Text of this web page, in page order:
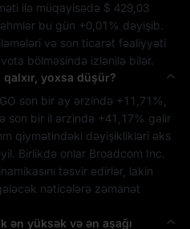
ilə müqayisədə $ 429,03
bu gün +0,01%
və son ticarət fəaliyyəti
bölməsində izlənilə bilər.
yoxsa düşür?
son bir ay ərzində +11,71%
son bir il ərzində +41,17% gəlir
qiymətindəki dəyişiklikləri əks
Birlikdə onlar Broadcom Inc.
təsvir edirlər, lakin
nəticələrə zəmanət
ən yüksək və ən aşağı